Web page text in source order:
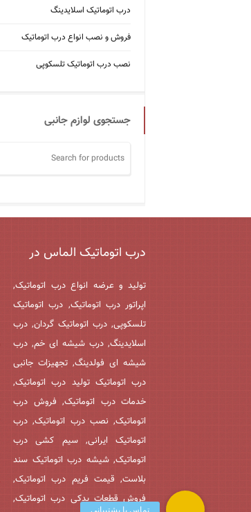
درب اتوماتیک اسلایدینگ
فروش و نصب انواع درب اتوماتیک
نصب درب اتوماتیک تلسکوپی
جستجوی لوازم جانبی
درب اتوماتیک الماس در
تولید و عرضه انواع درب اتوماتیک,
اپراتور درب اتوماتیک, درب اتوماتیک
تلسکوپی, درب اتوماتیک گردان, درب
اسلایدینگ, درب شیشه ای خم, درب
شیشه ای فولدینگ, تجهیزات جانبی
درب اتوماتیک تولید درب اتوماتیک,
خدمات درب اتوماتیک, فروش درب
اتوماتیک, نصب درب اتوماتیک, درب
اتوماتیک ایرانی, سیم کشی درب
اتوماتیک, شیشه درب اتوماتیک سند
بلاست, قیمت فریم درب اتوماتیک,
فروش قطعات یدکی درب اتوماتیک,